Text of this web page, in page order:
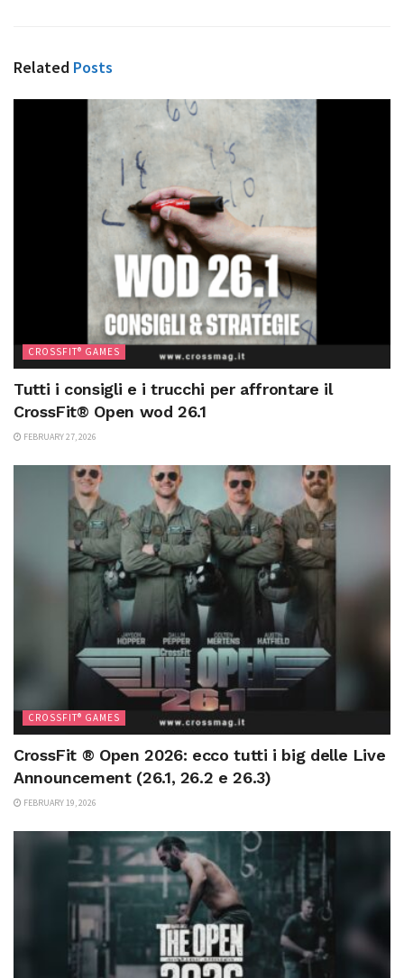
Related Posts
CROSSFIT® GAMES
Tutti i consigli e i trucchi per affrontare il
CrossFit® Open wod 26.1
FEBRUARY 27, 2026
CROSSFIT® GAMES
CrossFit ® Open 2026: ecco tutti i big delle Live
Announcement (26.1, 26.2 e 26.3)
FEBRUARY 19, 2026